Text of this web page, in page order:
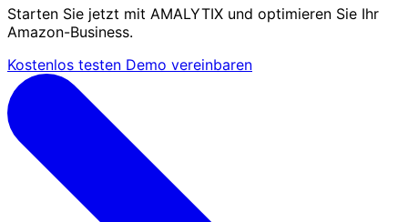
Starten Sie jetzt mit AMALYTIX und optimieren Sie Ihr
Amazon-Business.
Kostenlos testen Demo vereinbaren